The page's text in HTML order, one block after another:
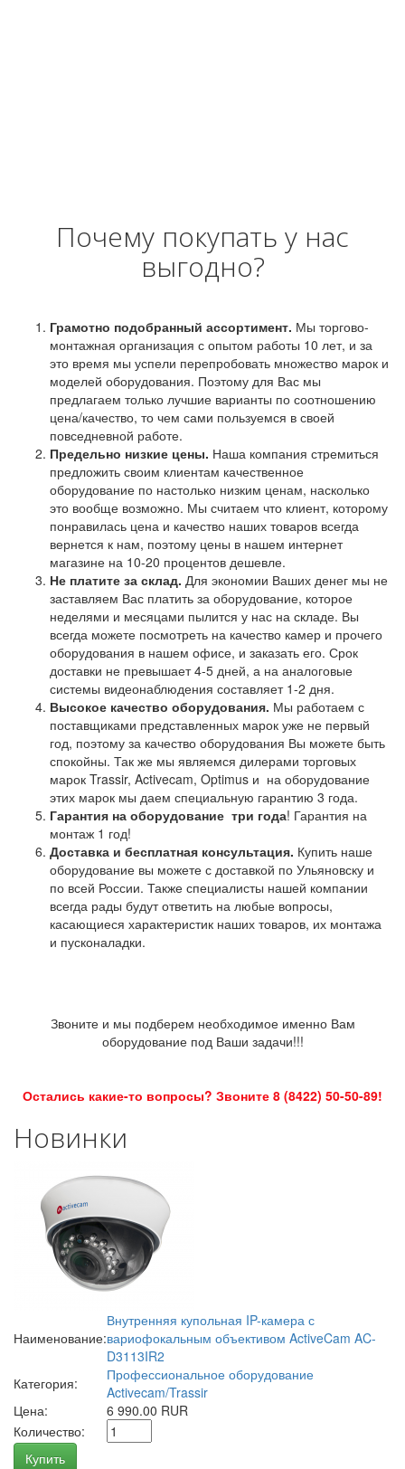
Почему покупать у нас
выгодно?
Грамотно подобранный ассортимент. Мы торгово-
монтажная организация с опытом работы 10 лет, и за
это время мы успели перепробовать множество марок и
моделей оборудования. Поэтому для Вас мы
предлагаем только лучшие варианты по соотношению
цена/качество, то чем сами пользуемся в своей
повседневной работе.
Предельно низкие цены. Наша компания стремиться
предложить своим клиентам качественное
оборудование по настолько низким ценам, насколько
это вообще возможно. Мы считаем что клиент, которому
понравилась цена и качество наших товаров всегда
вернется к нам, поэтому цены в нашем интернет
магазине на 10-20 процентов дешевле.
Не платите за склад. Для экономии Ваших денег мы не
заставляем Вас платить за оборудование, которое
неделями и месяцами пылится у нас на складе. Вы
всегда можете посмотреть на качество камер и прочего
оборудования в нашем офисе, и заказать его. Срок
доставки не превышает 4-5 дней, а на аналоговые
системы видеонаблюдения составляет 1-2 дня.
Высокое качество оборудования. Мы работаем с
поставщиками представленных марок уже не первый
год, поэтому за качество оборудования Вы можете быть
спокойны. Так же мы являемся дилерами торговых
марок Trassir, Activecam, Optimus и на оборудование
этих марок мы даем специальную гарантию 3 года.
Гарантия на оборудование три года! Гарантия на
монтаж 1 год!
Доставка и бесплатная консультация. Купить наше
оборудование вы можете с доставкой по Ульяновску и
по всей России. Также специалисты нашей компании
всегда рады будут ответить на любые вопросы,
касающиеся характеристик наших товаров, их монтажа
и пусконаладки.
Звоните и мы подберем необходимое именно Вам
оборудование под Ваши задачи!!!
Остались какие-то вопросы? Звоните 8 (8422) 50-50-89!
Новинки
Наименование:
Внутренняя купольная IP-камера с
вариофокальным объективом ActiveCam AC-
D3113IR2
Категория:
Профессиональное оборудование
Activecam/Trassir
Цена:
6 990.00 RUR
Количество:
Купить